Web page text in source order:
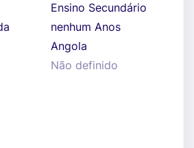
Ensino Secundário
nenhum Anos
Angola
Não definido